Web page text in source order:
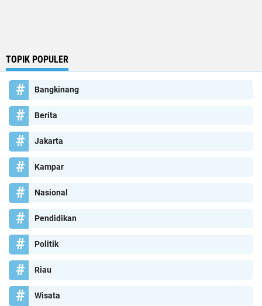
TOPIK POPULER
Bangkinang
Berita
Jakarta
Kampar
Nasional
Pendidikan
Politik
Riau
Wisata